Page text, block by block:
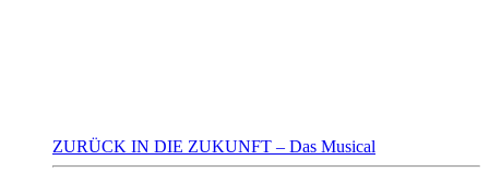
ZURÜCK IN DIE ZUKUNFT – Das Musical